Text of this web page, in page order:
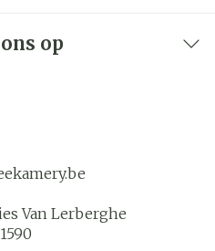
op
Van Lerberghe